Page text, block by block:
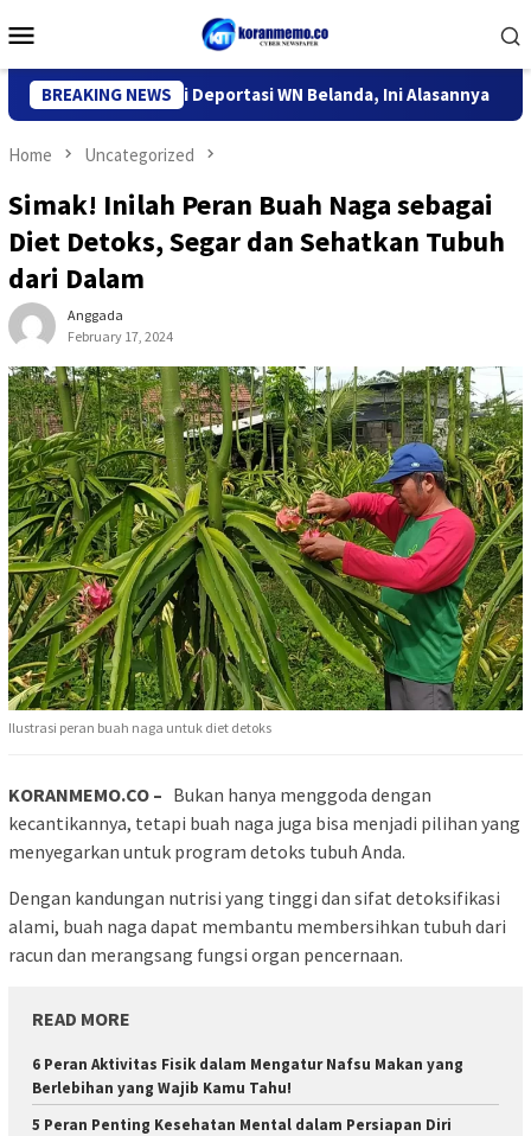
to
Menu
BREAKING NEWS
Kediri Deportasi WN Belanda, Ini Alasannya 9
Home Uncategorized
Simak! Inilah Peran Buah Naga sebagai
Diet Detoks, Segar dan Sehatkan Tubuh
dari Dalam
Anggada
February 17, 2024
Ilustrasi peran buah naga untuk diet detoks
KORANMEMO.CO – Bukan hanya menggoda dengan
kecantikannya, tetapi buah naga juga bisa menjadi pilihan yang
menyegarkan untuk program detoks tubuh Anda.
Dengan kandungan nutrisi yang tinggi dan sifat detoksifikasi
alami, buah naga dapat membantu membersihkan tubuh dari
racun dan merangsang fungsi organ pencernaan.
READ MORE
6 Peran Aktivitas Fisik dalam Mengatur Nafsu Makan yang
Berlebihan yang Wajib Kamu Tahu!
5 Peran Penting Kesehatan Mental dalam Persiapan Diri